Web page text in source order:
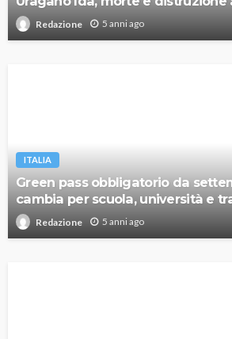
Redazione 5 anni ago
ITALIA
Green pass obbligatorio da
cambia per scuola, università e
Redazione 5 anni ago